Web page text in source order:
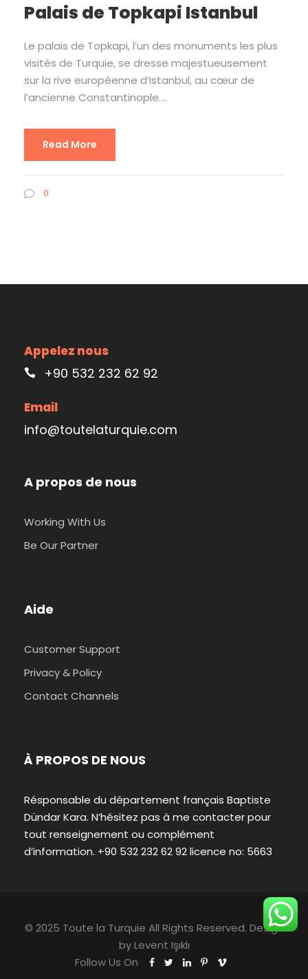
Palais de Topkapi Istanbul
Le palais de Topkapi, l’un des monuments les plus
visités de Turquie, se dresse majestueusement
sur la rive européenne d’Istanbul, au cœur de
l’ancienne Constantinople....
Read More
0
Appelez nous
+90 532 232 62 92
Email
info@toutelaturquie.com
A propos de nous
Working With Us
Be Our Partner
Aide
Customer Support
Privacy & Policy
Contact Channels
À PROPOS DE NOUS
Résponsable du département français Baptiste
Dündar Kara. N’hésitez pas à me contacter pour
tout renseignement ou complément
d’information. +90 532 232 62 92 licence no: 5663
© 2025 Toute la Turquie All Rights Reserved. Design
byLevent Işıklı
Follow Us On